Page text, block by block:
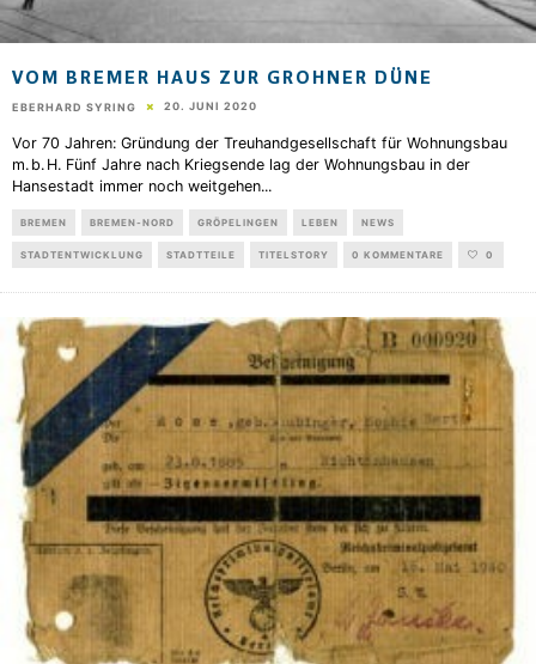
VOM BREMER HAUS ZUR GROHNER DÜNE
EBERHARD SYRING 20. JUNI 2020
Vor 70 Jahren: Gründung der Treuhandgesellschaft für Wohnungsbau
m. b. H. Fünf Jahre nach Kriegsende lag der Wohnungsbau in der
Hansestadt immer noch weitgehen...
BREMEN BREMEN-NORD GRÖPELINGEN LEBEN NEWS
STADTENTWICKLUNG STADTTEILE TITELSTORY 0 KOMMENTARE 0